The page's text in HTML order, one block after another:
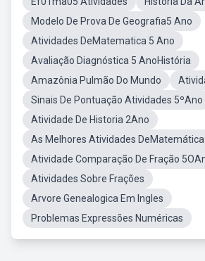
Modelo De Prova De Geografia5 Ano
Atividades DeMatematica 5 Ano
Avaliação Diagnóstica 5 AnoHistória
Amazônia Pulmão Do Mundo
Sinais De Pontuação Atividades 5ºAno
Atividade De Historia 2Ano
As Melhores Atividades
Atividade Comparação De Fração
Atividades Sobre Frações
Arvore Genealogica Em Ingles
Problemas Expressões Numéricas